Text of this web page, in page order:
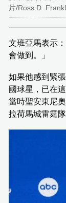
片/Ross D.
文班亞馬表示
會做到。」
如果他感到緊
國球星，已在
當時聖安東尼
拉荷馬城雷霆